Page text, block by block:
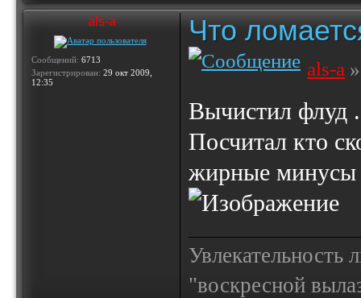
als-a
Сообщений: 6713
Зарегистрирован: 29 окт 2009,
12:35
Что
als-a
Вычистил флуд
Посчитал кто
жирные минусы
Увлекательность
"воскресной